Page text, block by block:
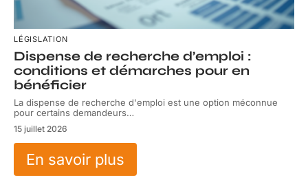
LÉGISLATION
Dispense de recherche d’emploi :
conditions et démarches pour en
bénéficier
La dispense de recherche d'emploi est une option méconnue
pour certains demandeurs…
15 juillet 2026
En savoir plus